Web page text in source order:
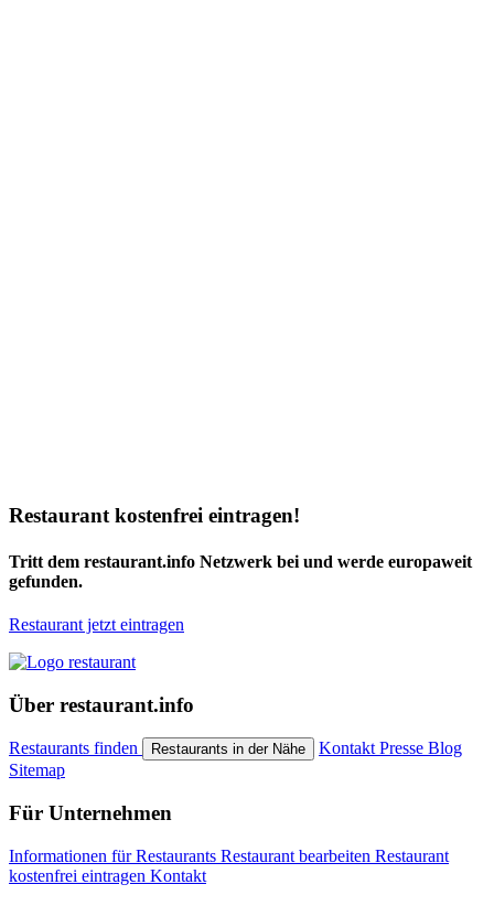
Restaurant kostenfrei eintragen!
Tritt dem restaurant.info Netzwerk bei und werde europaweit
gefunden.
Restaurant jetzt eintragen
Über restaurant.info
Restaurants finden Restaurants in der Nähe Kontakt Presse Blog
Sitemap
Für Unternehmen
Informationen für Restaurants Restaurant bearbeiten Restaurant
kostenfrei eintragen Kontakt